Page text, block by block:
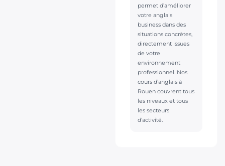
permet d’améliorer
votre anglais
business dans des
situations concrètes,
directement issues
de votre
environnement
professionnel. Nos
cours d’anglais à
Rouen couvrent tous
les niveaux et tous
les secteurs
d’activité.